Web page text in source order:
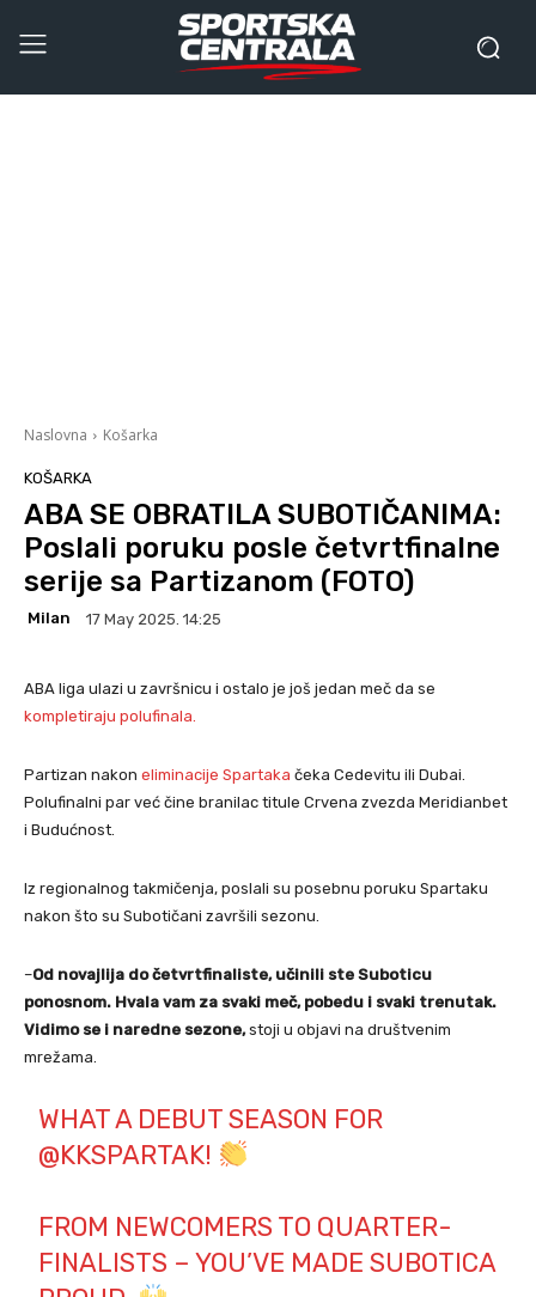
Naslovna Košarka
KOŠARKA
ABA SE OBRATILA SUBOTIČANIMA:
Poslali poruku posle četvrtfinalne
serije sa Partizanom (FOTO)
Milan 17 May 2025. 14:25
ABA liga ulazi u završnicu i ostalo je još jedan meč da se
kompletiraju polufinala.
Partizan nakon eliminacije Spartaka čeka Cedevitu ili Dubai.
Polufinalni par već čine branilac titule Crvena zvezda Meridianbet
i Budućnost.
Iz regionalnog takmičenja, poslali su posebnu poruku Spartaku
nakon što su Subotičani završili sezonu.
–Od novajlija do četvrtfinaliste, učinili ste Suboticu
ponosnom. Hvala vam za svaki meč, pobedu i svaki trenutak.
Vidimo se i naredne sezone,stoji u objavi na društvenim
mrežama.
WHAT A DEBUT SEASON FOR
@KKSPARTAK!
FROM NEWCOMERS TO QUARTER-
FINALISTS – YOU’VE MADE SUBOTICA